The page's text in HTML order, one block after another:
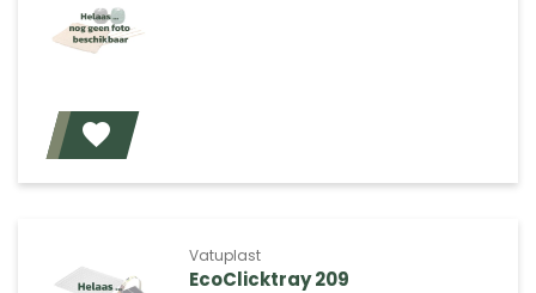
Vatuplast
EcoClicktray 209